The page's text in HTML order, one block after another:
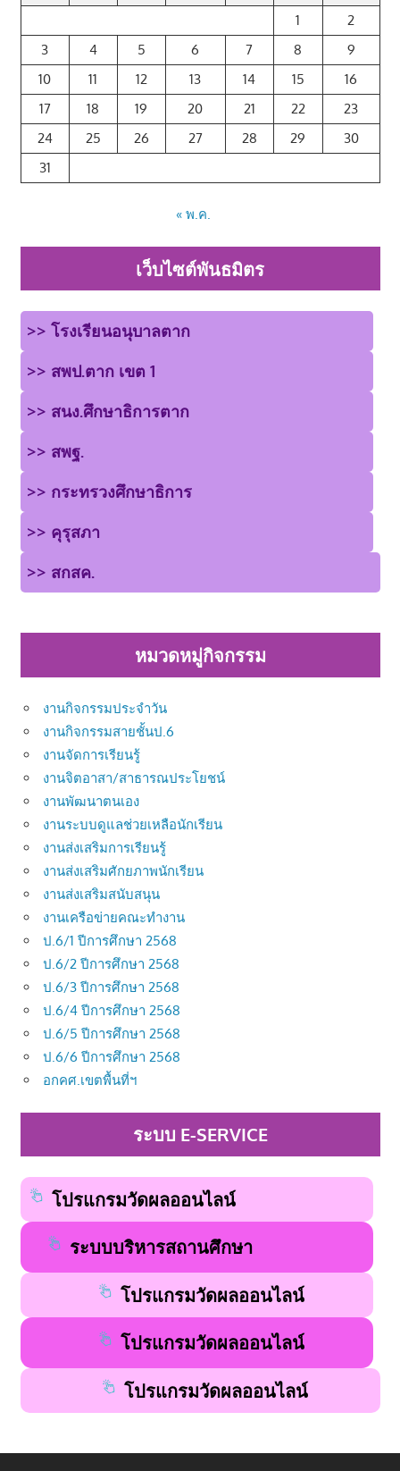
1
2
3
4 5 6 7 8
9
10
11 12 13 14 15
16
17
18 19 20 21 22
23
24
25 26 27 28 29
30
31
« พ.ค.
เว็บไซต์พันธมิตร
>> โรงเรียนอนุบาลตาก
>> สพป.ตาก เขต 1
>> สนง.ศึกษาธิการตาก
>> สพฐ.
>> กระทรวงศึกษาธิการ
>> คุรุสภา
>> สกสค.
หมวดหมู่กิจกรรม
งานกิจกรรมประจำวัน
งานกิจกรรมสายชั้นป.6
งานจัดการเรียนรู้
งานจิตอาสา/สาธารณประโยชน์
งานพัฒนาตนเอง
งานระบบดูแลช่วยเหลือนักเรียน
งานส่งเสริมการเรียนรู้
งานส่งเสริมศักยภาพนักเรียน
งานส่งเสริมสนับสนุน
งานเครือข่ายคณะทำงาน
ป.6/1 ปีการศึกษา 2568
ป.6/2 ปีการศึกษา 2568
ป.6/3 ปีการศึกษา 2568
ป.6/4 ปีการศึกษา 2568
ป.6/5 ปีการศึกษา 2568
ป.6/6 ปีการศึกษา 2568
อกคศ.เขตพื้นที่ฯ
ระบบ E-SERVICE
โปรแกรมวัดผลออนไลน์
ระบบบริหารสถานศึกษา
โปรแกรมวัดผลออนไลน์
โปรแกรมวัดผลออนไลน์
โปรแกรมวัดผลออนไลน์